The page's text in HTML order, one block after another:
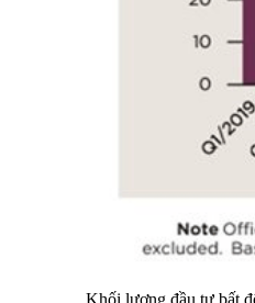
Khối lượng đầu tư bất